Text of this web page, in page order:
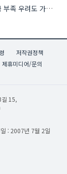
[비철금속 시황] 연준 금리 동결에 구리 강세…공급 부족 우려도 가격 지지
저작권정책
제휴미디어/문의
15,
: 2007년 7월 2일